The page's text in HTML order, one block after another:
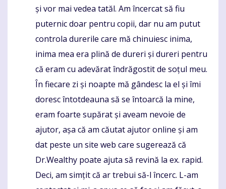
și vor mai vedea tatăl. Am încercat să fiu
puternic doar pentru copii, dar nu am putut
controla durerile care mă chinuiesc inima,
inima mea era plină de dureri și dureri pentru
că eram cu adevărat îndrăgostit de soțul meu.
În fiecare zi și noapte mă gândesc la el și îmi
doresc întotdeauna să se întoarcă la mine,
eram foarte supărat și aveam nevoie de
ajutor, așa că am căutat ajutor online și am
dat peste un site web care sugerează că
Dr.Wealthy poate ajuta să revină la ex. rapid.
Deci, am simțit că ar trebui să-l încerc. L-am